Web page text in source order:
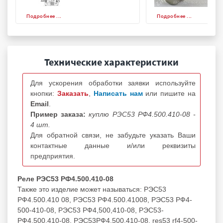
Подробнее ... Подробнее ...
Технические характеристики
Для ускорения обработки заявки используйте
кнопки: Заказать Написать нам или пишите на
Email
Пример заказа: куплю РЭС53 РФ4.500.410-08 -
4 шт.
Для обратной связи, не забудьте указать Ваши
контактные данные и/или реквизиты
предприятия.
Реле РЭС53 РФ4.500.410-08
Также это изделие может называться: РЭС53
РФ4.500.410 08, РЭС53 РФ4.500.41008, РЭС53 РФ4-
500-410-08, РЭС53 РФ4,500,410-08, РЭС53-
РФ4.500.410-08, РЭС53РФ4.500.410-08, res53 rf4-500-